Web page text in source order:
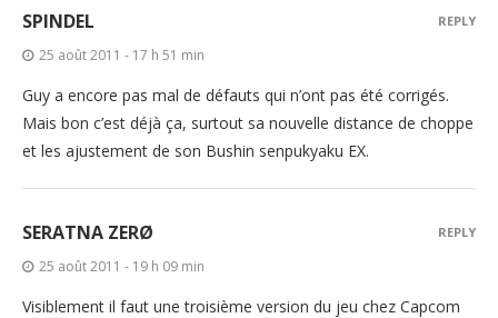
SPINDEL
25 août 2011 - 17 h 51 min
Guy a encore pas mal de défauts qui n’ont pas été corrigés.
Mais bon c’est déjà ça, surtout sa nouvelle distance de choppe
et les ajustement de son Bushin senpukyaku EX.
REPLY
SERATNA ZERØ
25 août 2011 - 19 h 09 min
Visiblement il faut une troisième version du jeu chez Capcom
REPLY